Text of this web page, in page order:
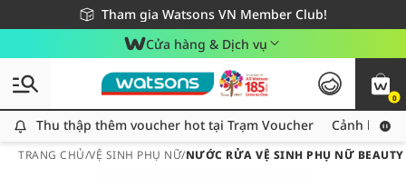
Tham gia Watsons VN Member Club!
Miễn phí giao hàng cho đơn hàng từ 249,000Đ
Giao hàng nhanh 24h - Áp dụng khu vực TP. Hồ Chí Minh
Cửa hàng & Dịch vụ
0
Thu thập thêm voucher hot tại Trạm Voucher
Thu thập thêm voucher hot tại Trạm Voucher Cảnh báo
TRANG CHỦ/VỆ SINH PHỤ NỮ/NƯỚC RỬA VỆ SINH PHỤ NỮ